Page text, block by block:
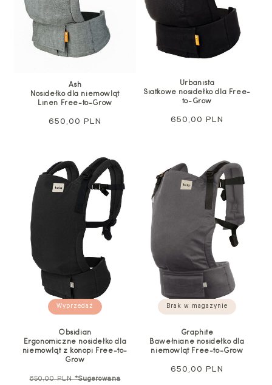
Ash
Nosidełko dla niemowląt
Linen Free-to-Grow
Cena
650,00 PLN
Urbanista
Siatkowe nosidełko dla Free-
to-Grow
Cena
650,00 PLN
Wyprzedaż
Obsidian
Ergonomiczne nosidełko dla
niemowląt z konopi Free-to-
Grow
Cena
650,00 PLN*Sugerowana
Brak w magazynie
Graphite
Bawełniane nosidełko dla
niemowląt Free-to-Grow
Cena
650,00 PLN